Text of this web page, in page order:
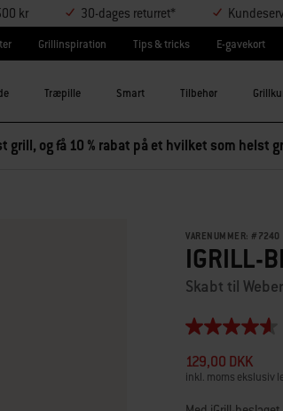
kr 30-dages returret*
Grillinspiration Tips & tricks E-gavekort
Træpille Smart Tilbehør
grill, og få 10 % rabat på et hvilket som helst
VARENUMMER: # 7240
IGRILL-
Skabt til
4.6
af
5
gennemsnitlig
129,00 DKK
inkl. moms ekslusiv